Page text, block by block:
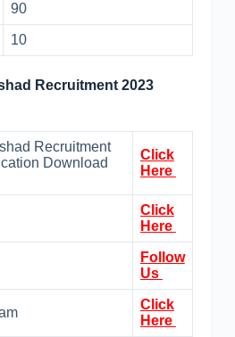
90
10
Recruitment 2023
Recruitment
Download
Click
Here
Click
Here
Follow
Us
Click
Here